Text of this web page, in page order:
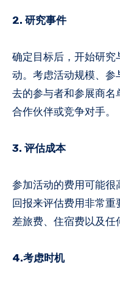
2. 研究事件
确定目标后，开始研
动。考虑活动规模、参
去的参与者和参展商名
合作伙伴或竞争对手。
3. 评估成本
参加活动的费用可能很
回报来评估费用非常
差旅费、住宿费以及任
4.考虑时机